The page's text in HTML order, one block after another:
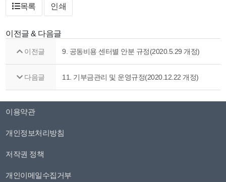
목록 인쇄
이전글 & 다음글
이전글 9. 공동비용 센터별 안분 규정(2020.5.29 개정)
다음글 11. 기부금관리 및 운영규정(2020.12.22 개정)
이용약관
개인정보처리방침
저작권 정책
개인이메일수집거부